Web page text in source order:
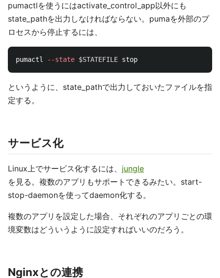
pumactlを使うにはactivate_control_app以外にも
state_pathを出力しなければならない。pumaを外部のプ
ロセスから停止するには、
pumactl --state $STATEFILE
というように、state_pathで出力しておいたファイルを指
定する。
サービス化
Linux上でサービス化するには、 jungle
を見る。複数のアプリもサポートできるみたい。start-
stop-daemonを使ってdaemon化する。
複数のアプリを設定した場合、それぞれのアプリごとの環
境変数はどういうように設定すればいいのだろう。
Nginxとの連携